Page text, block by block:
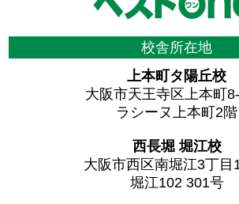
校舎所在地
上本町タ陽丘校
大阪市天王寺区上本町
ラシーヌ上本町2階
西長堀 堀江校
大阪市西区南堀江3丁目
堀江102 301号